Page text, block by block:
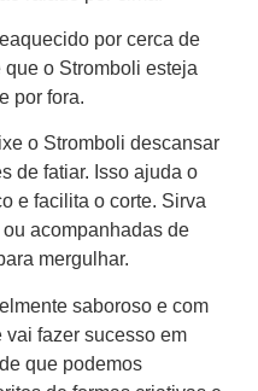
por cerca de
o Stromboli esteja
por fora.
o Stromboli descansar
de fatiar. Isso ajuda o
e facilita o corte. Sirva
acompanhadas de
mergulhar.
saboroso e com
fazer sucesso em
que podemos